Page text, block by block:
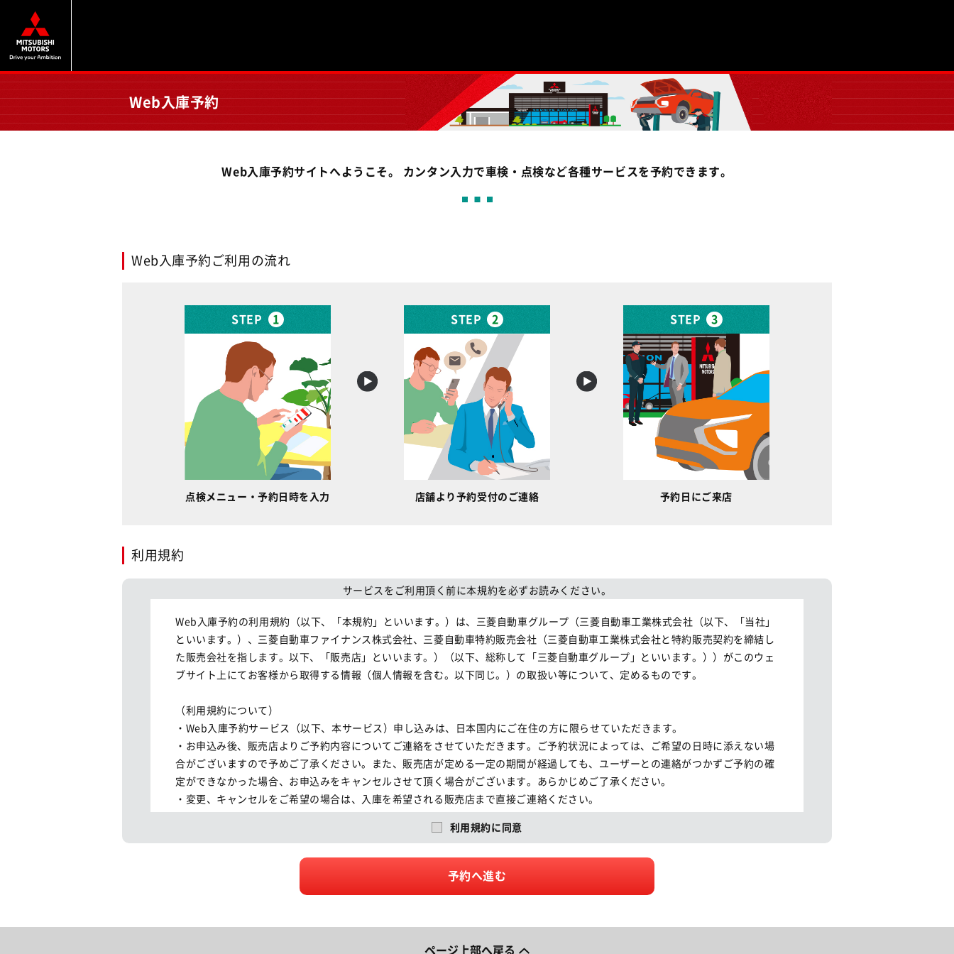
Web入庫予約
Web入庫予約サイトへようこそ。 カンタン入力で車検・点検など各種サービスを予約できます。
Web入庫予約ご利用の流れ
STEP 1
点検メニュー・予約日時を入力
STEP 2
店舗より予約受付のご連絡
STEP 3
予約日にご来店
利用規約
サービスをご利用頂く前に本規約を必ずお読みください。
Web入庫予約の利用規約（以下、「本規約」といいます。）は、三菱自動車グループ（三菱自動車工業株式会社（以下、「当社」
といいます。）、三菱自動車ファイナンス株式会社、三菱自動車特約販売会社（三菱自動車工業株式会社と特約販売契約を締結し
た販売会社を指します。以下、「販売店」といいます。）（以下、総称して「三菱自動車グループ」といいます。））がこのウェ
ブサイト上にてお客様から取得する情報（個人情報を含む。以下同じ。）の取扱い等について、定めるものです。
（利用規約について）
・Web入庫予約サービス（以下、本サービス）申し込みは、日本国内にご在住の方に限らせていただきます。
・お申込み後、販売店よりご予約内容についてご連絡をさせていただきます。ご予約状況によっては、ご希望の日時に添えない場
合がございますので予めご了承ください。また、販売店が定める一定の期間が経過しても、ユーザーとの連絡がつかずご予約の確
定ができなかった場合、お申込みをキャンセルさせて頂く場合がございます。あらかじめご了承ください。
・変更、キャンセルをご希望の場合は、入庫を希望される販売店まで直接ご連絡ください。
利用規約に同意
予約へ進む
ページ上部へ戻る